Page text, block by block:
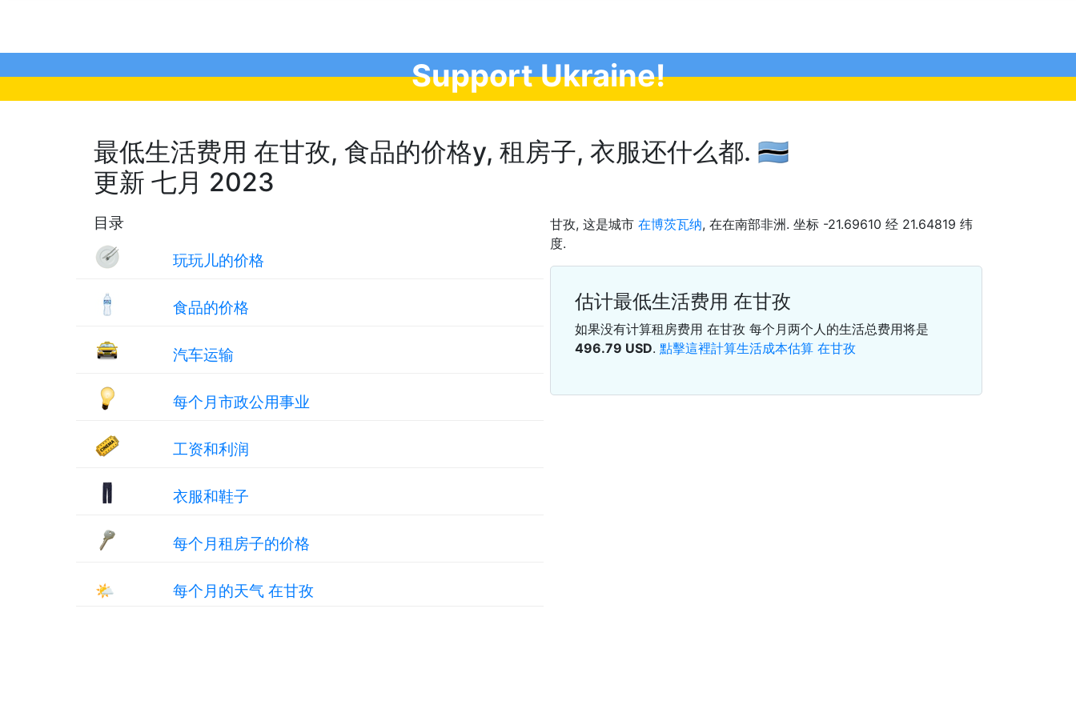
Support Ukraine!
最低生活费用 在甘孜, 食品的价格у, 租房子, 衣服还什么都. 🇧🇼
更新 七月 2023
目录
玩玩儿的价格
食品的价格
汽车运输
每个月市政公用事业
工资和利润
衣服和鞋子
每个月租房子的价格
🌤 每个月的天气 在甘孜
甘孜, 这是城市 在博茨瓦纳, 在在南部非洲. 坐标 -21.69610 经 21.64819 纬
度.
估计最低生活费用 在甘孜
如果没有计算租房费用 在甘孜 每个月两个人的生活总费用将是
496.79 USD. 點擊這裡計算生活成本估算 在甘孜